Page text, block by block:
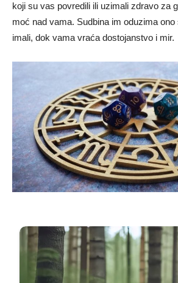
koji su vas povredili ili uzimali zdravo za
moć nad vama. Sudbina im oduzima
imali, dok vama vraća dostojanstvo i mir.